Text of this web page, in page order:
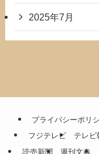
2025年7月
プライバシーポリ
フジテレビ
テレビ
読売新聞
週刊文春